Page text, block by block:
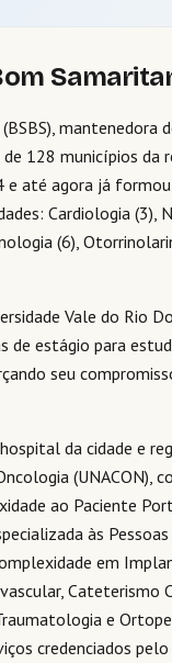
mantenedora
128 municípios da
e até agora já
Cardiologia (3),
(6),
Vale do Rio
de estágio para
seu
da cidade e
(UNACON),
ao Paciente
às
em
Cateterismo
e
credenciados pelo